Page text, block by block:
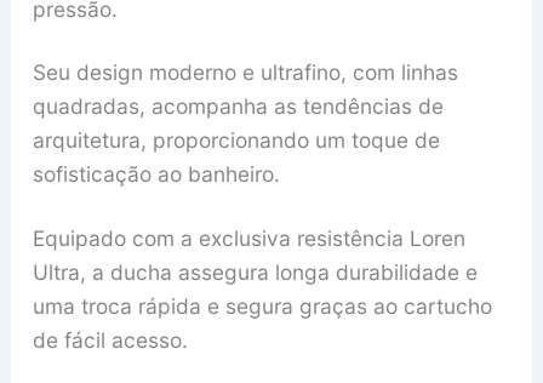
pressão.
Seu design moderno e ultrafino, com linhas
quadradas, acompanha as tendências de
arquitetura, proporcionando um toque de
sofisticação ao banheiro.
Equipado com a exclusiva resistência Loren
Ultra, a ducha assegura longa durabilidade e
uma troca rápida e segura graças ao cartucho
de fácil acesso.